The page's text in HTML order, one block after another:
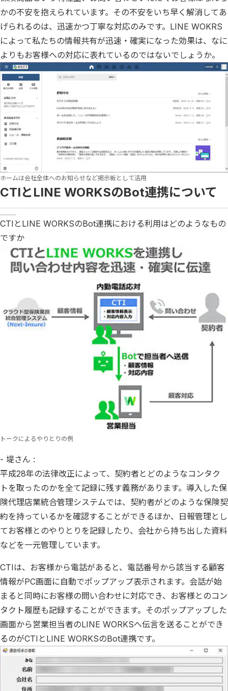
かの不安を抱えられています。その不安をいち早く解消してあ
げられるのは、迅速かつ丁寧な対応のみです。LINE WOKRS
によって私たちの情報共有が迅速・確実になった効果は、なに
よりもお客様への対応に表れているのではないでしょうか。
ホームは会社全体へのお知らせなど掲示板として活用
CTIとLINE WORKSのBot連携について
CTIとLINE WORKSのBot連携における利用はどのようなもの
ですか
トークによるやりとりの例
- 堤さん :
平成28年の法律改正によって、契約者とどのようなコンタク
トを取ったのかを全て記録に残す義務があります。導入した保
険代理店業統合管理システムでは、契約者がどのような保険契
約を持っているかを確認することができるほか、日報管理とし
てお客様とのやりとりを記録したり、会社から持ち出した資料
などを一元管理しています。
CTIは、お客様から電話があると、電話番号から該当する顧客
情報がPC画面に自動でポップアップ表示されます。会話が始
まると同時にお客様の問い合わせに対応でき、お客様とのコン
タクト履歴も記録することができます。そのポップアップした
画面から営業担当者のLINE WORKSへ伝言を送ることができ
るのがCTIとLINE WORKSのBot連携です。